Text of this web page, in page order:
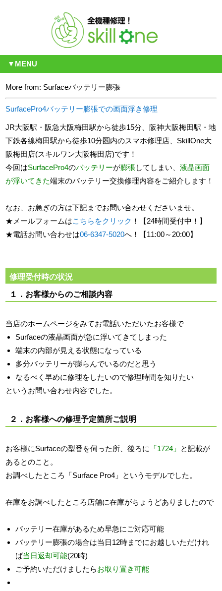
▼MENU
More from: Surfaceバッテリー膨張
SurfacePro4バッテリー膨張での画面浮き修理
JR大阪駅・阪急大阪梅田駅から徒歩15分、阪神大阪梅田駅・地
下鉄各線梅田駅から徒歩10分圏内のスマホ修理店、SkillOne大
阪梅田店(スキルワン大阪梅田店)です！
今回はSurfacePro4のバッテリーが膨張してしまい、液晶画面
が浮いてきた端末のバッテリー交換修理内容をご紹介します！
なお、お急ぎの方は下記までお問い合わせくださいませ。
★メールフォームはこちらをクリック ！【24時間受付中！】
★電話お問い合わせは06-6347-5020へ！【11:00～20:00】
修理受付時の状況
１．お客様からのご相談内容
当店のホームページをみてお電話いただいたお客様で
Surfaceの液晶画面が急に浮いてきてしまった
端末の内部が見える状態になっている
多分バッテリーが膨らんでいるのだと思う
なるべく早めに修理をしたいので修理時間を知りたい
というお問い合わせ内容でした。
２．お客様への修理予定箇所ご説明
お客様にSurfaceの型番を伺った所、後ろに 「1724 」
と記載が
あるとのこと。
お調べしたところ「Surface Pro4 」というモデルでした。
在庫をお調べしたところ店舗に在庫がちょうどありましたので
バッテリー在庫があるため早急にご対応可能
バッテリー膨張の場合は当日12時までにお越しいただけれ
ば当日返却可能(20時)
ご予約いただけましたらお取り置き可能